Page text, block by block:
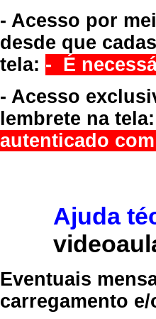
- Acesso por
desde que
tela: - É
- Acesso
lembrete na tela:
autenticado
Ajuda
Eventuais
carregamento